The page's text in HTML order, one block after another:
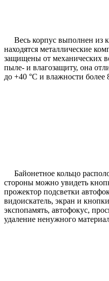
Весь корпус выполнен из
находятся металлические
защищены от механических
пыле- и влагозащиту, она
до +40 °C и влажности более
Байонетное кольцо
стороны можно увидеть
прожектор подсветки
видоискатель, экран и
экспопамять, автофокус,
удаление ненужного